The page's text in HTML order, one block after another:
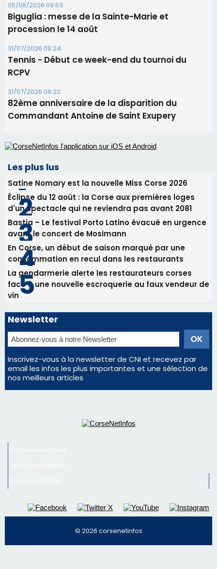
05/08/2026 09:53
Biguglia : messe de la Sainte-Marie et
procession le 14 août
31/07/2026 08:24
Tennis - Début ce week-end du tournoi du
RCPV
31/07/2026 08:22
82ème anniversaire de la disparition du
Commandant Antoine de Saint Exupery
Les plus lus
Satine Nomary est la nouvelle Miss Corse 2026
Éclipse du 12 août : la Corse aux premières loges
d'un spectacle qui ne reviendra pas avant 2081
Bastia – Le festival Porto Latino évacué en urgence
avant le concert de Mosimann
En Corse, un début de saison marqué par une
consommation en recul dans les restaurants
La gendarmerie alerte les restaurateurs corses
face à une nouvelle escroquerie au faux vendeur de
vin
Newsletter
Inscrivez-vous à la newsletter de CNI et recevez par
email les infos les plus importantes et une sélection de
nos meilleurs articles
© 2026 corsenetinfos